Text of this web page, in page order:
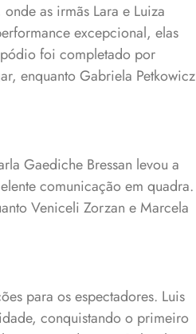
as irmãs Lara e Luiza
excepcional, elas
pódio foi completado por
enquanto Gabriela Petkowicz
Gaediche Bressan levou a
comunicação em quadra.
Veniceli Zorzan e Marcela
para os espectadores. Luis
conquistando o primeiro